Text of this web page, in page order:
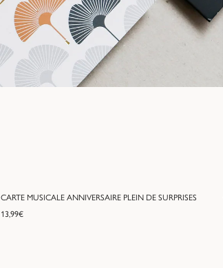
CARTE MUSICALE ANNIVERSAIRE PLEIN DE SURPRISES
13,99€